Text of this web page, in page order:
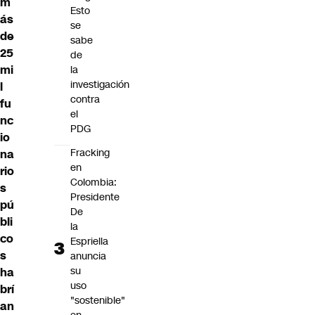
ás
de
25
mi
l
fu
nc
io
na
rio
s
pú
bli
co
s
ha
brí
an
Esto
se
sabe
de
la
investigación
contra
el
PDG
Fracking
en
Colombia:
Presidente
De
la
Espriella
anuncia
su
uso
"sostenible"